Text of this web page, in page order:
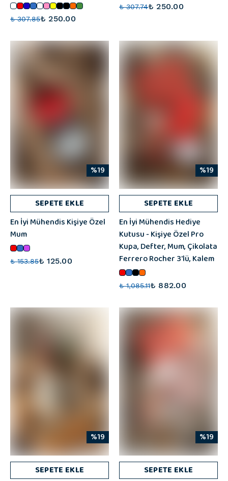
₺ 307.85₺ 250.00
₺ 307.74₺ 250.00
%19
SEPETE EKLE
En İyi Mühendis Kişiye Özel
Mum
₺ 153.85₺ 125.00
%19
SEPETE EKLE
En İyi Mühendis Hediye
Kutusu - Kişiye Özel Pro
Kupa, Defter, Mum, Çikolata
Ferrero Rocher 3'lü, Kalem
₺ 1,085.11₺ 882.00
%19
SEPETE EKLE
%19
SEPETE EKLE